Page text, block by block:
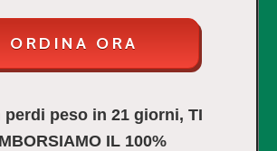
perdi peso in 21 giorni, TI
IL 100%